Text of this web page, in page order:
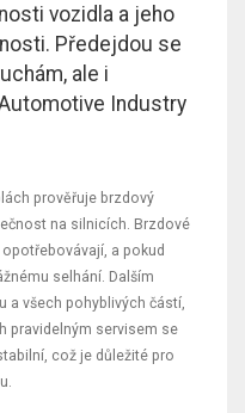
vozidla a jeho
Předejdou se
ale i
Industry
prověřuje brzdový
na silnicích. Brzdové
a pokud
selhání. Dalším
a všech pohyblivých částí,
pravidelným servisem se
což je důležité pro